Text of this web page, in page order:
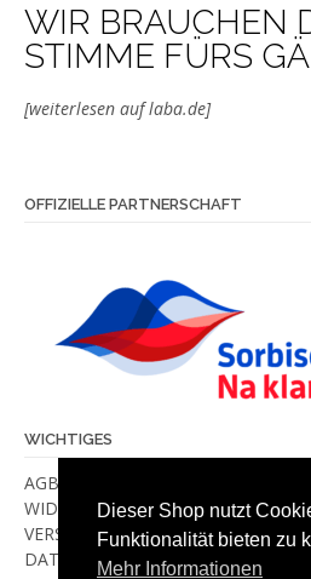
WIR BRAUCHEN
STIMME FÜRS
[weiterlesen auf laba.de]
OFFIZIELLE PARTNERSCHAFT
WICHTIGES
AGB
WIDERRUF
VERSANDKOSTEN & -METHODEN
DATENSCHUTZ
Dieser Shop nutzt
Funktionalität bieten zu
Mehr Informationen